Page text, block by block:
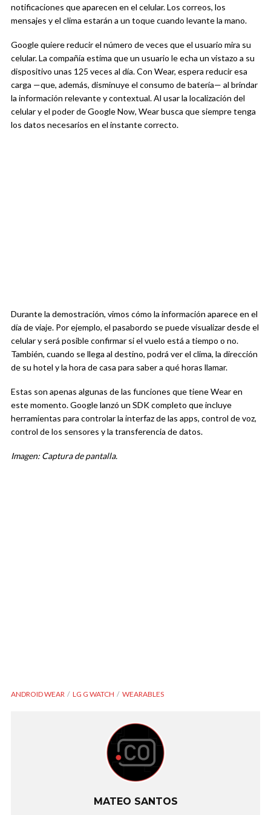
notificaciones que aparecen en el celular. Los correos, los
mensajes y el clima estarán a un toque cuando levante la mano.
Google quiere reducir el número de veces que el usuario mira su
celular. La compañía estima que un usuario le echa un vistazo a su
dispositivo unas 125 veces al día. Con Wear, espera reducir esa
carga —que, además, disminuye el consumo de batería— al brindar
la información relevante y contextual. Al usar la localización del
celular y el poder de Google Now, Wear busca que siempre tenga
los datos necesarios en el instante correcto.
Durante la demostración, vimos cómo la información aparece en el
día de viaje. Por ejemplo, el pasabordo se puede visualizar desde el
celular y será posible confirmar si el vuelo está a tiempo o no.
También, cuando se llega al destino, podrá ver el clima, la dirección
de su hotel y la hora de casa para saber a qué horas llamar.
Estas son apenas algunas de las funciones que tiene Wear en
este momento. Google lanzó un SDK completo que incluye
herramientas para controlar la interfaz de las apps, control de voz,
control de los sensores y la transferencia de datos.
Imagen: Captura de pantalla.
ANDROID WEAR LG G WATCH WEARABLES
MATEO SANTOS